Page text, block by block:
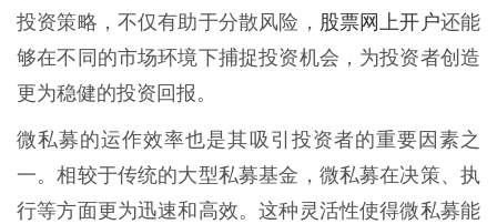
投资策略，不仅有助于分散风险， 股票网上开户还能
够在不同的市场环境下捕捉投资机会，为投资者创造
更为稳健的投资回报。
微私募的运作效率也是其吸引投资者的重要因素之
一。相较于传统的大型私募基金，微私募在决策、执
行等方面更为迅速和高效。这种灵活性使得微私募能